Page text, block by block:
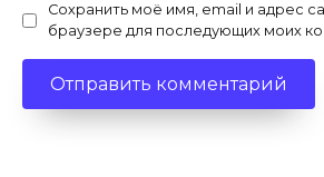
Сохранить моё имя, email и адрес
браузере для последующих моих